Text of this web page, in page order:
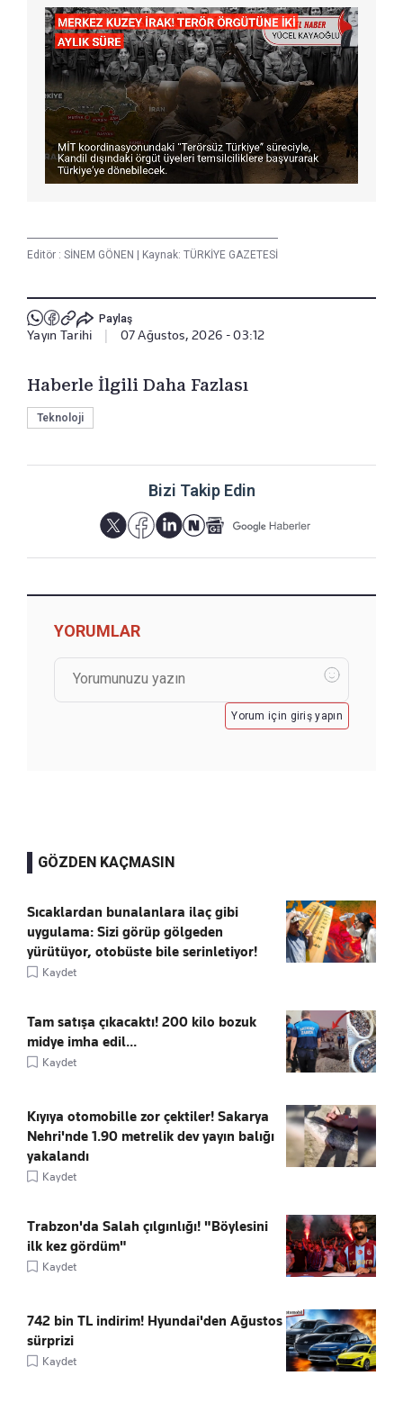
Editör : SİNEM GÖNEN | Kaynak: TÜRKİYE GAZETESİ
Paylaş
Yayın Tarihi 07 Ağustos, 2026 - 03:12
Haberle İlgili Daha Fazlası
Teknoloji
Bizi Takip Edin
YORUMLAR
Yorum için giriş yapın
GÖZDEN KAÇMASIN
Sıcaklardan bunalanlara ilaç gibi
uygulama: Sizi görüp gölgeden
yürütüyor, otobüste bile serinletiyor!
Kaydet
Tam satışa çıkacaktı! 200 kilo bozuk
midye imha edil...
Kaydet
Kıyıya otomobille zor çektiler! Sakarya
Nehri'nde 1.90 metrelik dev yayın balığı
yakalandı
Kaydet
Trabzon'da Salah çılgınlığı! "Böylesini
ilk kez gördüm"
Kaydet
742 bin TL indirim! Hyundai'den Ağustos
sürprizi
Kaydet